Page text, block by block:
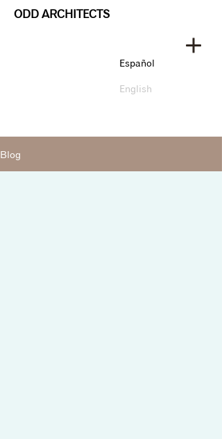
ODD ARCHITECTS
Español
English
Blog